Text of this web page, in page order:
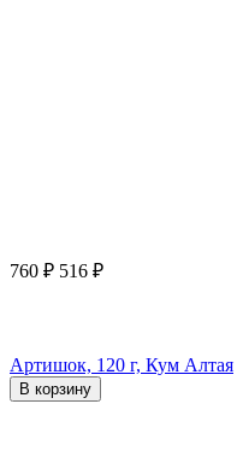
760 ₽ 516 ₽
Артишок, 120 г, Кум Алтая
В корзину